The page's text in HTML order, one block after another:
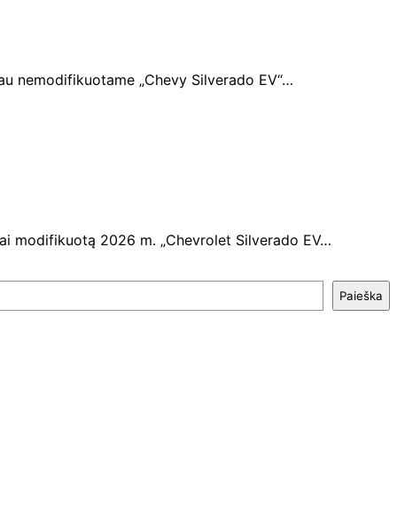
nemodifikuotame „Chevy Silverado EV“…
modifikuotą 2026 m. „Chevrolet Silverado EV…
Paieška